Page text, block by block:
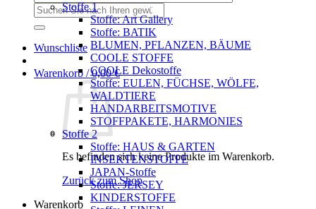
Suchen
nach:
Wunschliste
Warenkorb /0,00€
Es befinden sich keine Produkte im Warenkorb.
Zurück zum Shop
Warenkorb
Stoffe 1
Stoffe: Art Gallery
Stoffe: BATIK
BLUMEN, PFLANZEN, BÄUME
COOLE STOFFE
COOLE Dekostoffe
Stoffe: EULEN, FÜCHSE, WÖLFE,
WALDTIERE
HANDARBEITSMOTIVE
STOFFPAKETE, HARMONIES
Stoffe 2
Stoffe: HAUS & GARTEN
INSEKTENSTOFFE
JAPAN-Stoffe
Stoffe: JERSEY
KINDERSTOFFE